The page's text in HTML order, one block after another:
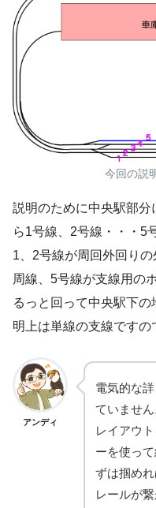
今回の説
説明のために中央駅部
ら1号線、2号線・・・5
1、2号線が周回外回り
周線、5号線が支線用の
るっと回って中央駅下
明上は単線の支線ですの
アンディ
電気的な
ていません
レイアウ
ーを使っ
ずは掴めれ
レールが